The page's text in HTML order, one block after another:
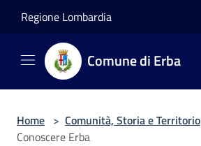
Regione Lombardia
Comune di Erba
Home > Comunità, Storia e Territorio
Conoscere Erba